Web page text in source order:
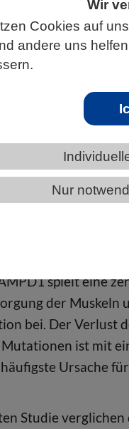
Wir
Cookies auf
andere uns
Nur
eines
spielt eine
der Muskeln
bei. Der Verlust
ist mit
Ursache
Studie